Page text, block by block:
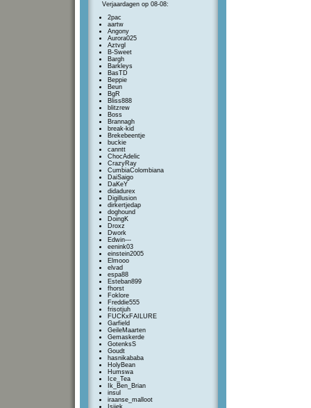
Verjaardagen op 08-08:
2pac
aartw
Angony
Aurora025
Aztvgl
B-Sweet
Bargh
Barkleys
BasTD
Beppie
Beun
BgR
Bliss888
blitzrew
Boss
Brannagh
break-kid
Brekebeentje
buckie
canntt
ChocAdelic
CrazyRay
CumbiaColombiana
DaiSaigo
DaKeY
didadurex
Digillusion
dirkertjedap
doghound
DoingK
Droxz
Dwork
Edwin---
eenink03
einstein2005
Elmooo
elvad
espa88
Esteban899
fhorst
Foklore
Freddie555
frisotjuh
FUCKxFAILURE
Garfield
GeileMaarten
Gemaskerde
GotenksS
Goudt
hasnikababa
HolyBean
Humswa
Ice_Tea
Ik_Ben_Brian
insul
iraanse_malloot
Isjiek